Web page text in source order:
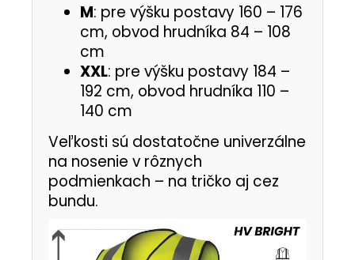
M: pre výšku postavy 160 – 176
cm, obvod hrudníka 84 – 108
cm
XXL: pre výšku postavy 184 –
192 cm, obvod hrudníka 110 –
140 cm
Veľkosti sú dostatočne univerzálne
na nosenie v rôznych
podmienkach – na tričko aj cez
bundu.